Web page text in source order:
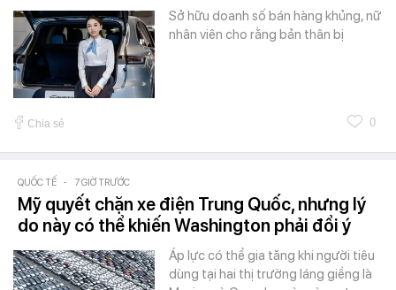
Sở hữu doanh số bán hàng khủng, nữ
nhân viên cho rằng bản thân bị
Chia sẻ 0
QUỐC TẾ - 7 GIỜ TRƯỚC
Mỹ quyết chặn xe điện Trung Quốc, nhưng lý
do này có thể khiến Washington phải đổi ý
Áp lực có thể gia tăng khi người tiêu
dùng tại hai thị trường láng giềng là